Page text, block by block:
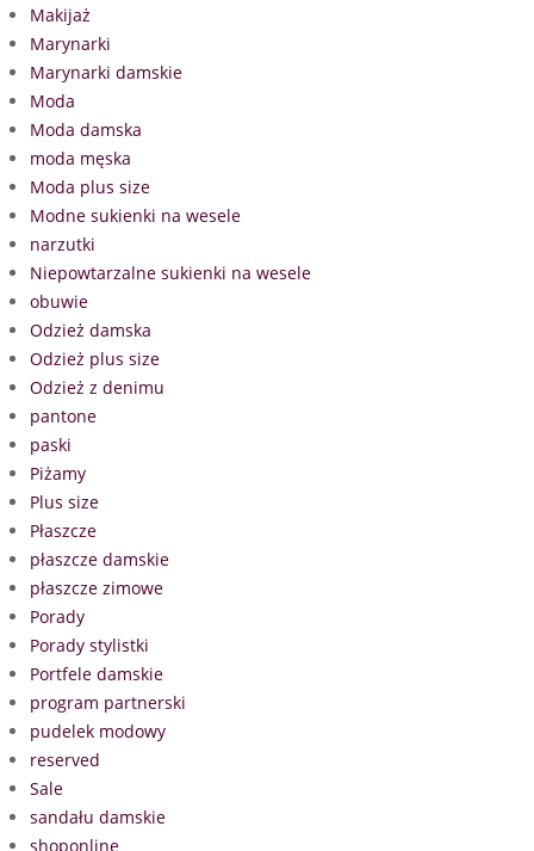
Makijaż
Marynarki
Marynarki damskie
Moda
Moda damska
moda męska
Moda plus size
Modne sukienki na wesele
narzutki
Niepowtarzalne sukienki na wesele
obuwie
Odzież damska
Odzież plus size
Odzież z denimu
pantone
paski
Piżamy
Plus size
Płaszcze
płaszcze damskie
płaszcze zimowe
Porady
Porady stylistki
Portfele damskie
program partnerski
pudelek modowy
reserved
Sale
sandału damskie
shoponline